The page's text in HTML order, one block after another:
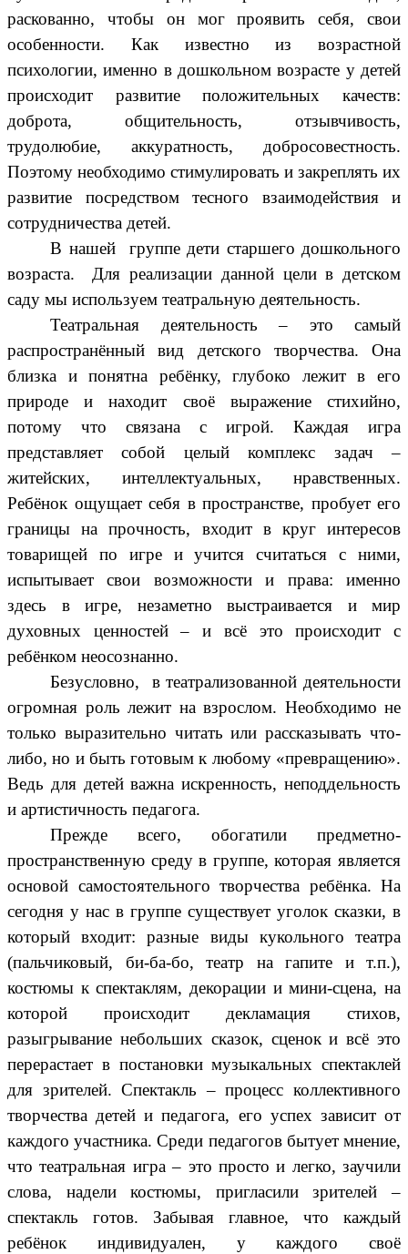
раскованно, чтобы он мог проявить себя, свои
особенности. Как известно из возрастной
психологии, именно в дошкольном возрасте у детей
происходит развитие положительных качеств:
доброта, общительность, отзывчивость,
трудолюбие, аккуратность, добросовестность.
Поэтому необходимо стимулировать и закреплять их
развитие посредством тесного взаимодействия и
сотрудничества детей.
В нашей группе дети старшего дошкольного
возраста. Для реализации данной цели в детском
саду мы используем театральную деятельность.
Театральная деятельность – это самый
распространённый вид детского творчества. Она
близка и понятна ребёнку, глубоко лежит в его
природе и находит своё выражение стихийно,
потому что связана с игрой. Каждая игра
представляет собой целый комплекс задач –
житейских, интеллектуальных, нравственных.
Ребёнок ощущает себя в пространстве, пробует его
границы на прочность, входит в круг интересов
товарищей по игре и учится считаться с ними,
испытывает свои возможности и права: именно
здесь в игре, незаметно выстраивается и мир
духовных ценностей – и всё это происходит с
ребёнком неосознанно.
Безусловно, в театрализованной деятельности
огромная роль лежит на взрослом. Необходимо не
только выразительно читать или рассказывать что-
либо, но и быть готовым к любому «превращению».
Ведь для детей важна искренность, неподдельность
и артистичность педагога.
Прежде всего, обогатили предметно-
пространственную среду в группе, которая является
основой самостоятельного творчества ребёнка. На
сегодня у нас в группе существует уголок сказки, в
который входит: разные виды кукольного театра
(пальчиковый, би-ба-бо, театр на гапите и т.п.),
костюмы к спектаклям, декорации и мини-сцена, на
которой происходит декламация стихов,
разыгрывание небольших сказок, сценок и всё это
перерастает в постановки музыкальных спектаклей
для зрителей. Спектакль – процесс коллективного
творчества детей и педагога, его успех зависит от
каждого участника. Среди педагогов бытует мнение,
что театральная игра – это просто и легко, заучили
слова, надели костюмы, пригласили зрителей –
спектакль готов. Забывая главное, что каждый
ребёнок индивидуален, у каждого своё